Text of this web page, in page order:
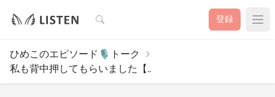
検索 登録
ひめこのエピソード🎙️トーク
私も背中押してもらいました【..